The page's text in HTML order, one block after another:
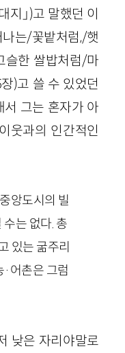
지」)고 말했던 이
는/꽃밭처럼,/햇
슬한 쌀밥처럼/마
)고 쓸 수 있었던
서 그는 혼자가 아
웃과의 인간적인
앙도시의 빌
는 없다. 총
있는 굶주리
어촌은 그럼
낮은 자리야말로